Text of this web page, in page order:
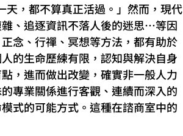
，都不算真正活過。」然而，現代
、追逐資訊不落人後的迷思…等因
念、行禪、冥想等方法，都有助於
的生命歷練有限，認知與解決自身
，進而做出改變，確實非一般人力
專業關係進行客觀、連續而深入的
式的可能方式。這種在諮商室中的